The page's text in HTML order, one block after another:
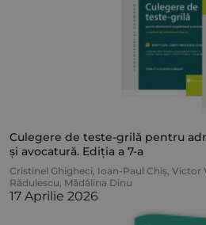
Culegere de teste-grilă pentru
și avocatură. Ediția a 7-a
Cristinel Ghigheci, Ioan-Paul Chiș, Victor
Rădulescu, Mădălina Dinu
17 Aprilie 2026